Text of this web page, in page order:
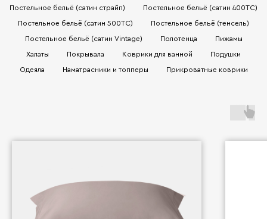
Постельное бельё (сатин страйп) Постельное бельё (сатин 400TC)
Постельное бельё (сатин 500TC) Постельное бельё (тенсель)
Постельное бельё (сатин Vintage) Полотенца Пижамы
Халаты Покрывала Коврики для ванной Подушки
Одеяла Наматрасники и топперы Прикроватные коврики